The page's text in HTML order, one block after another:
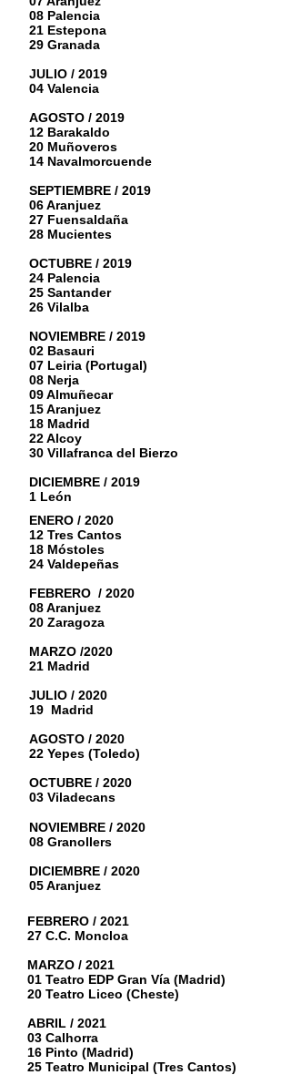
08 Palencia
21 Estepona
29 Granada
JULIO / 2019
04 Valencia
AGOSTO / 2019
12 Barakaldo
20 Muñoveros
14 Navalmorcuende
SEPTIEMBRE / 2019
06 Aranjuez
27 Fuensaldaña
28 Mucientes
OCTUBRE / 2019
24 Palencia
25 Santander
26 Vilalba
NOVIEMBRE / 2019
02 Basauri
07 Leiria (Portugal)
08 Nerja
09 Almuñecar
15 Aranjuez
18 Madrid
22 Alcoy
30 Villafranca del Bierzo
DICIEMBRE / 2019
1 León
ENERO / 2020
12 Tres Cantos
18 Móstoles
24 Valdepeñas
FEBRERO / 2020
08 Aranjuez
20 Zaragoza
MARZO /2020
21 Madrid
JULIO / 2020
19 Madrid
AGOSTO / 2020
22 Yepes (Toledo)
OCTUBRE / 2020
03 Viladecans
NOVIEMBRE / 2020
08 Granollers
DICIEMBRE / 2020
05 Aranjuez
FEBRERO / 2021
27 C.C. Moncloa
MARZO / 2021
01 Teatro EDP Gran Vía (Madrid)
20 Teatro Liceo (Cheste)
ABRIL / 2021
03 Calhorra
16 Pinto (Madrid)
25 Teatro Municipal (Tres Cantos)